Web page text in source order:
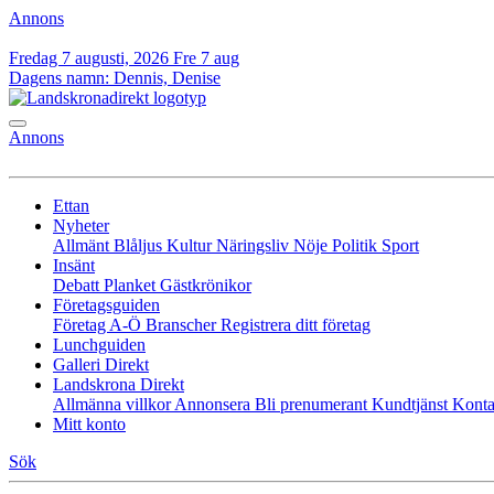
Annons
Fredag 7 augusti, 2026 Fre 7 aug
Dagens namn: Dennis, Denise
Annons
Ettan
Nyheter
Allmänt Blåljus KulturNäringsliv Nöje Politik Sport
Insänt
Debatt Planket Gästkrönikor
Företagsguiden
Företag A-Ö BranscherRegistrera ditt företag
Lunchguiden
Galleri Direkt
Landskrona Direkt
Allmänna villkorAnnonsera Bli prenumerant Kundtjänst
Mitt konto
Sök